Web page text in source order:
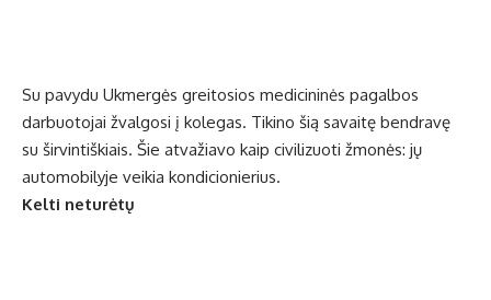
Su pavydu Ukmergės greitosios medicininės pagalbos
darbuotojai žvalgosi į kolegas. Tikino šią savaitę bendravę
su širvintiškiais. Šie atvažiavo kaip civilizuoti žmonės: jų
automobilyje veikia kondicionierius.
Kelti neturėtų